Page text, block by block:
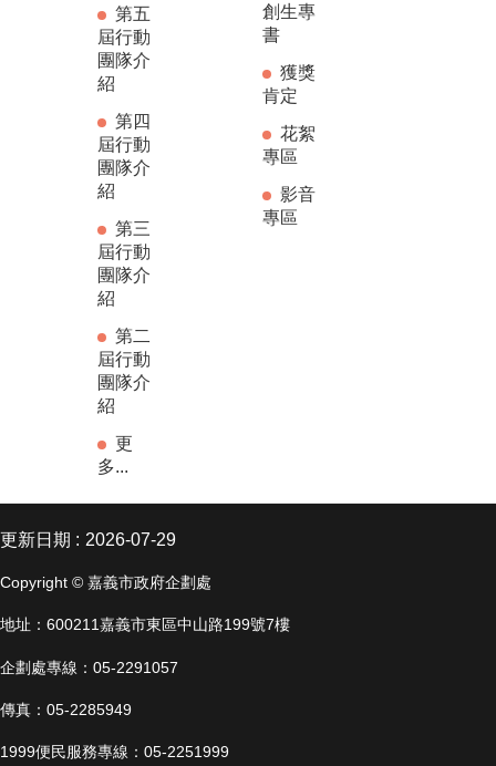
第五
屆行動
團隊介
紹
第四
屆行動
團隊介
紹
第三
屆行動
團隊介
紹
第二
屆行動
團隊介
紹
更
多...
創生專
書
獲獎
肯定
花絮
專區
影音
專區
更新日期 2026-07-29
Copyright © 嘉義市政府企劃處
地址：600211嘉義市東區中山路199號7樓
企劃處專線：05-2291057
傳真：05-2285949
1999便民服務專線：05-2251999